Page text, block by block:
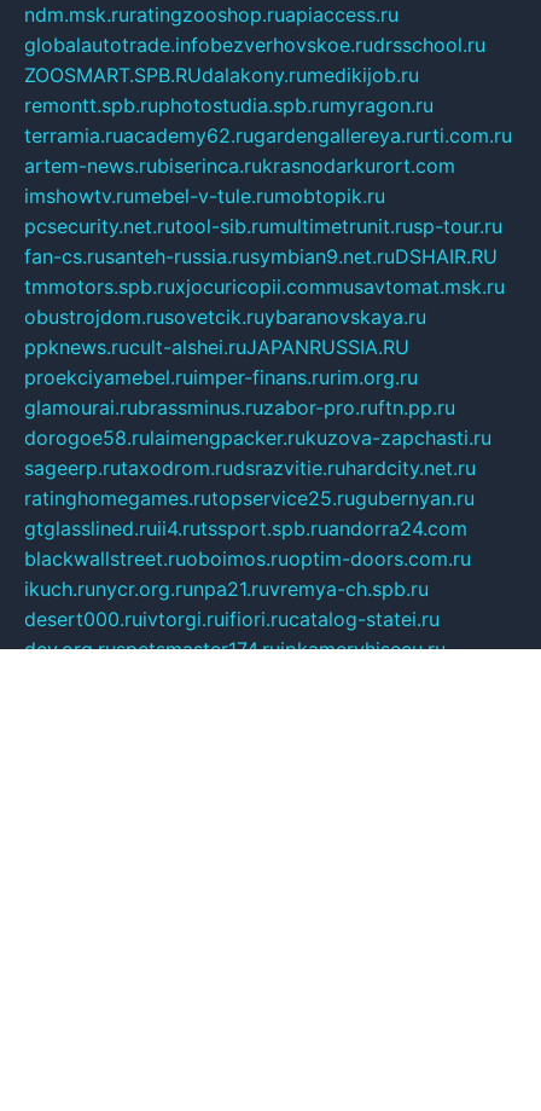
ndm.msk.ruratingzooshop.ruapiaccess.ru
globalautotrade.infobezverhovskoe.rudrsschool.ru
ZOOSMART.SPB.RUdalakony.rumedikijob.ru
remontt.spb.ruphotostudia.spb.rumyragon.ru
terramia.ruacademy62.rugardengallereya.rurti.com.ru
artem-news.rubiserinca.rukrasnodarkurort.com
imshowtv.rumebel-v-tule.rumobtopik.ru
pcsecurity.net.rutool-sib.rumultimetrunit.rusp-tour.ru
fan-cs.rusanteh-russia.rusymbian9.net.ruDSHAIR.RU
tmmotors.spb.ruxjocuricopii.commusavtomat.msk.ru
obustrojdom.rusovetcik.ruybaranovskaya.ru
ppknews.rucult-alshei.ruJAPANRUSSIA.RU
proekciyamebel.ruimper-finans.rurim.org.ru
glamourai.rubrassminus.ruzabor-pro.ruftn.pp.ru
dorogoe58.rulaimengpacker.rukuzova-zapchasti.ru
sageerp.rutaxodrom.rudsrazvitie.ruhardcity.net.ru
ratinghomegames.rutopservice25.rugubernyan.ru
gtglasslined.ruii4.rutssport.spb.ruandorra24.com
blackwallstreet.ruoboimos.ruoptim-doors.com.ru
ikuch.runycr.org.runpa21.ruvremya-ch.spb.ru
desert000.ruivtorgi.ruifiori.rucatalog-statei.ru
dcv.org.ruspetsmaster174.ruipkameryhiseeu.ru